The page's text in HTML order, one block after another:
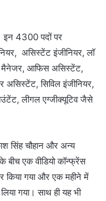
इन 4300 पदों पर
असिस्टेंट इंजीनियर, लॉ
मैनेजर, आफिस असिस्टेंट,
सिविल इंजीनियर,
लीगल एग्जीक्यूटिव जैसे
सिंह चौहान और अन्य
बीच एक वीडियो कॉन्फ्रेंस
किया गया और एक महीने में
गया। साथ ही यह भी